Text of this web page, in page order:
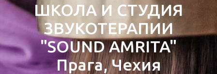
ШКОЛА И СТУДИЯ
ЗВУКОТЕРАПИИ
"SOUND AMRITA"
Прага, Чехия